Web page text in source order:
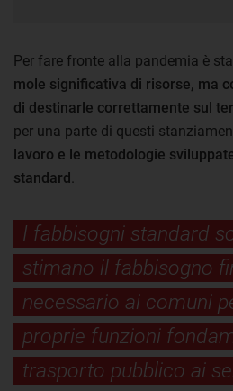
Per fare fronte alla pandemia è
mole significativa di risorse, ma
di destinarle correttamente sul
per una parte di questi
lavoro e le metodologie
standard.
I fabbisogni standard
stimano il fabbisogno
necessario ai comuni
proprie funzioni
trasporto pubblico ai